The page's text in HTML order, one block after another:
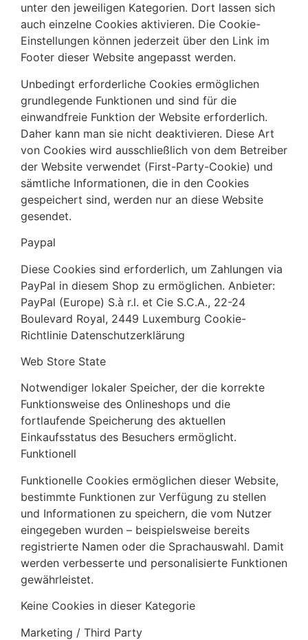
unter den jeweiligen Kategorien. Dort lassen sich
auch einzelne Cookies aktivieren. Die Cookie-
Einstellungen können jederzeit über den Link im
Footer dieser Website angepasst werden.
Unbedingt erforderliche Cookies ermöglichen
grundlegende Funktionen und sind für die
einwandfreie Funktion der Website erforderlich.
Daher kann man sie nicht deaktivieren. Diese Art
von Cookies wird ausschließlich von dem Betreiber
der Website verwendet (First-Party-Cookie) und
sämtliche Informationen, die in den Cookies
gespeichert sind, werden nur an diese Website
gesendet.
Paypal
Diese Cookies sind erforderlich, um Zahlungen via
PayPal in diesem Shop zu ermöglichen. Anbieter:
PayPal (Europe) S.à r.l. et Cie S.C.A., 22-24
Boulevard Royal, 2449 Luxemburg Cookie-
Richtlinie Datenschutzerklärung
Web Store State
Notwendiger lokaler Speicher, der die korrekte
Funktionsweise des Onlineshops und die
fortlaufende Speicherung des aktuellen
Einkaufsstatus des Besuchers ermöglicht.
Funktionell
Funktionelle Cookies ermöglichen dieser Website,
bestimmte Funktionen zur Verfügung zu stellen
und Informationen zu speichern, die vom Nutzer
eingegeben wurden – beispielsweise bereits
registrierte Namen oder die Sprachauswahl. Damit
werden verbesserte und personalisierte Funktionen
gewährleistet.
Keine Cookies in dieser Kategorie
Marketing / Third Party